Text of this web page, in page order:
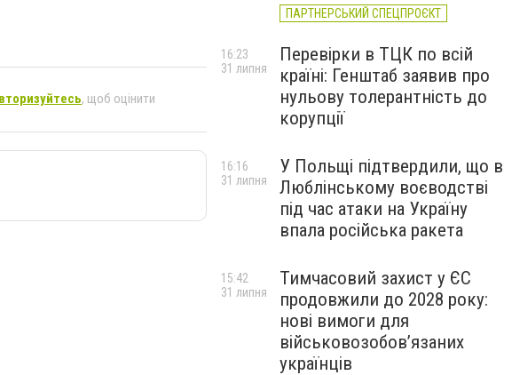
, щоб оцінити
ПАРТНЕРСЬКИЙ СПЕЦПРОЄКТ
Перевірки в ТЦК по всій
країні: Генштаб заявив про
нульову толерантність до
корупції
16:23
31 липня
У Польщі підтвердили, що в
Люблінському воєводстві
під час атаки на Україну
впала російська ракета
16:16
31 липня
Тимчасовий захист у ЄС
продовжили до 2028 року:
нові вимоги для
військовозобов’язаних
українців
15:42
31 липня